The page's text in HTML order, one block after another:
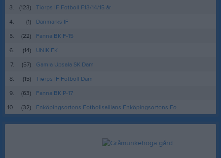
3.
(123)
Tierps IF Fotboll F13/14/15 år
4.
(1)
Danmarks IF
5.
(22)
Fanna BK F-15
6.
(14)
UNIK FK
7.
(57)
Gamla Upsala SK Dam
8.
(15)
Tierps IF Fotboll Dam
9.
(63)
Fanna BK P-17
10.
(32) Enköpingsortens Fotbollsallians Enköpingsortens Fo